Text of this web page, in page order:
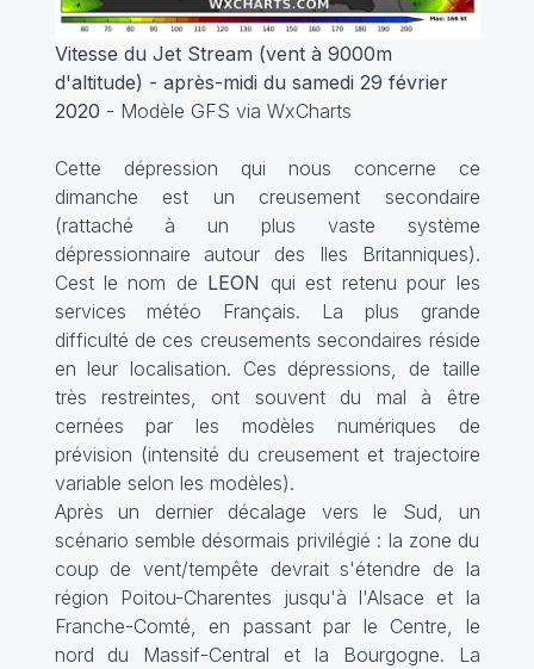
Vitesse du Jet Stream (vent à 9000m
d'altitude) - après-midi du samedi 29 février
2020 - Modèle GFS via WxCharts
Cette dépression qui nous concerne ce
dimanche est un creusement secondaire
(rattaché à un plus vaste système
dépressionnaire autour des Iles Britanniques).
Cest le nom de LEON qui est retenu pour les
services météo Français. La plus grande
difficulté de ces creusements secondaires réside
en leur localisation. Ces dépressions, de taille
très restreintes, ont souvent du mal à être
cernées par les modèles numériques de
prévision (intensité du creusement et trajectoire
variable selon les modèles).
Après un dernier décalage vers le Sud, un
scénario semble désormais privilégié : la zone du
coup de vent/tempête devrait s'étendre de la
région Poitou-Charentes jusqu'à l'Alsace et la
Franche-Comté, en passant par le Centre, le
nord du Massif-Central et la Bourgogne. La